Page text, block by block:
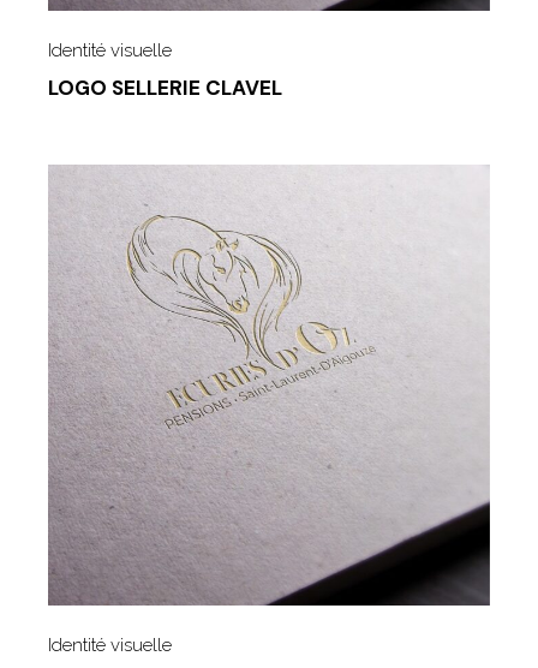
Identité visuelle
LOGO SELLERIE CLAVEL
Identité visuelle